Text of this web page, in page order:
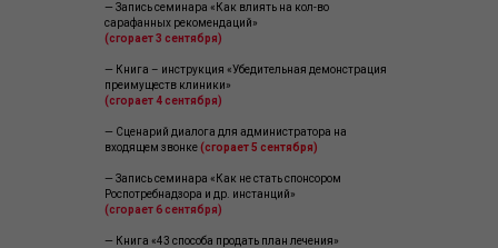
— Запись семинара «Как влиять на кол-во
сарафанных рекомендаций»
(сгорает 3 сентября)
— Книга – инструкция «Убедительная демонстрация
преимуществ клиники»
(сгорает 4 сентября)
— Сценарий диалога для администратора на
входящем звонке(сгорает 5 сентября)
— Запись семинара «Как не стать спонсором
Роспотребнадзора и др. инстанций»
(сгорает 6 сентября)
— Книга «43 способа продать план лечения»